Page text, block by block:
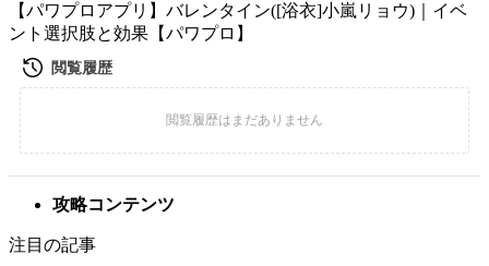
【パワプロアプリ】バレンタイン([浴衣]小嵐リョウ)｜イベ
ント選択肢と効果【パワプロ】
攻略コンテンツ
注目の記事